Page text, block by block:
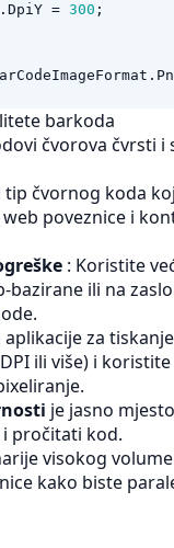
. DpiY = 300 ;
.
barkoda
čvorova čvrsti i
čvornog koda
poveznice i
: Koristite
ili na
za
ili više) i
je jasno
pročitati kod.
visokog
kako biste